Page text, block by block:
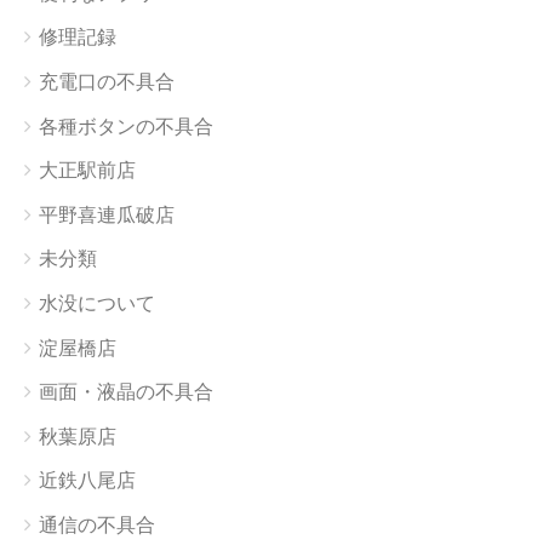
修理記録
充電口の不具合
各種ボタンの不具合
大正駅前店
平野喜連瓜破店
未分類
水没について
淀屋橋店
画面・液晶の不具合
秋葉原店
近鉄八尾店
通信の不具合